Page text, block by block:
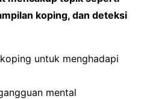
koping, dan deteksi
untuk menghadapi
mental